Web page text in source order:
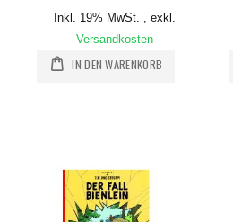
Inkl. 19% MwSt.
exkl.
Versandkosten
IN DEN WARENKORB